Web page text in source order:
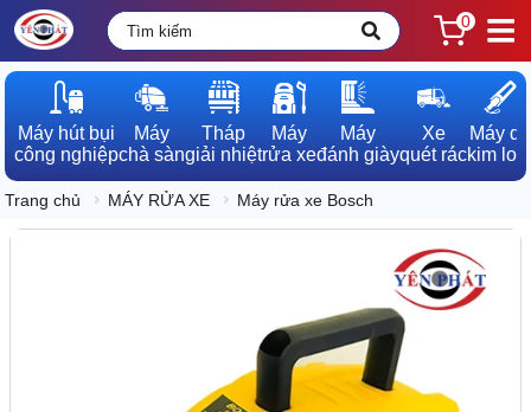
0
Máy hút bụi
công nghiệp
Máy
chà sàn
Tháp
giải nhiệt
Máy
rửa xe
Máy
đánh giày
Xe
quét rác
Máy dò
kim loại
Trang chủ MÁY RỬA XE Máy rửa xe Bosch